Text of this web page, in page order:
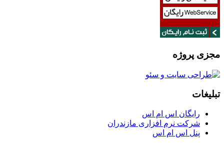
مجزی پروژه
تبلیغات
رایگان اس ام اس
شرکت نرم افزاری مازندران
پنل اس ام اس